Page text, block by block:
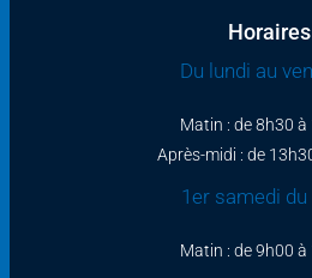
Horaires
Du lundi au
Matin : de 8h30 à
Après-midi : de
1er samedi
Matin : de 9h00 à